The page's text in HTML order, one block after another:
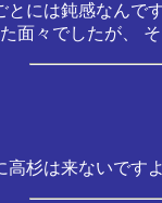
とには鈍感なんで
面々でしたが、
杉は来ないです